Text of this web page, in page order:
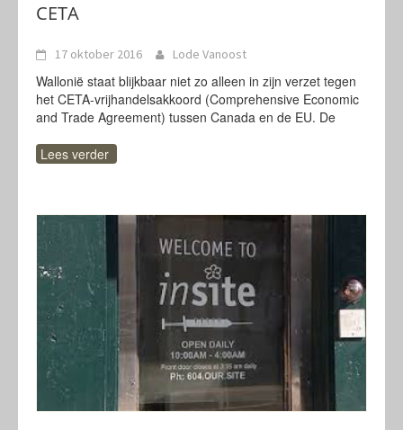
CETA
17 oktober 2016 Lode Vanoost
Wallonië staat blijkbaar niet zo alleen in zijn verzet tegen
het CETA-vrijhandelsakkoord (Comprehensive Economic
and Trade Agreement) tussen Canada en de EU. De
Lees verder